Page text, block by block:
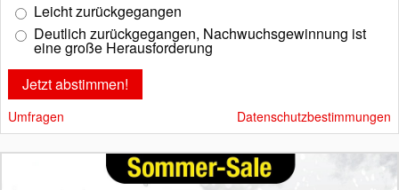
Leicht zurückgegangen
Deutlich zurückgegangen, Nachwuchsgewinnung ist
eine große Herausforderung
Umfragen Datenschutzbestimmungen